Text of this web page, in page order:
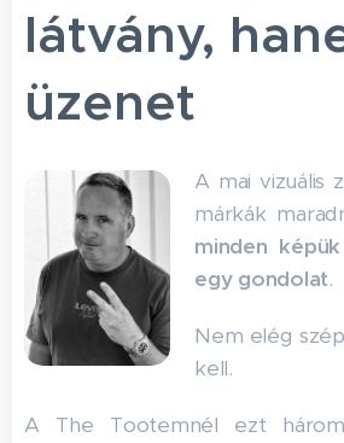
látvány,
üzenet
A mai vizuális
márkák
minden
egy gondolat.
Nem elég
kell.
A The Tootemnél ezt